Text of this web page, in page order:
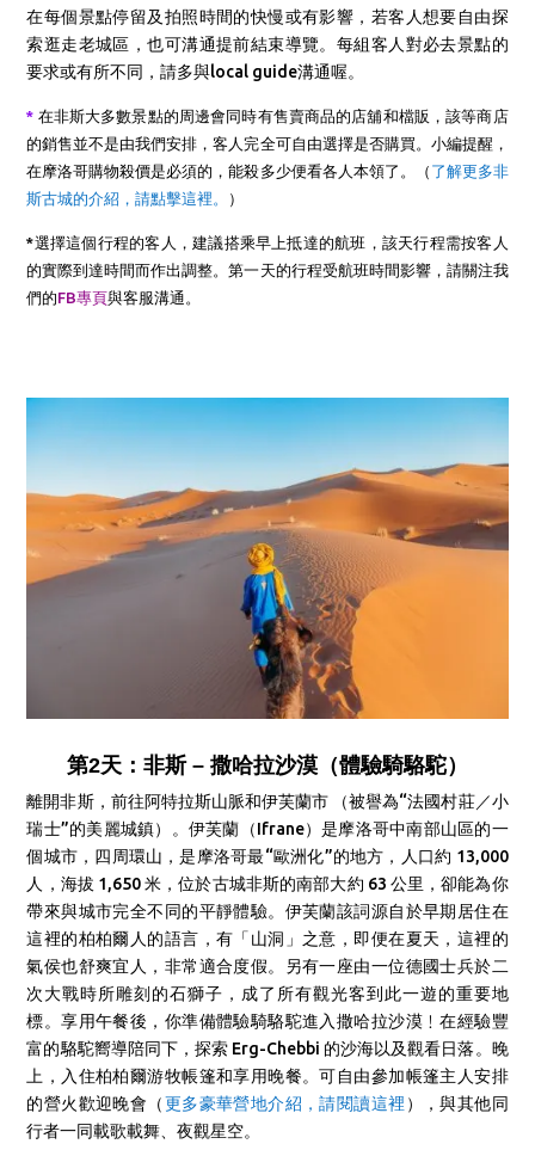
在每個景點停留及拍照時間的快慢或有影響 ， 若客人想要自由探
索逛走老城區，也可溝通提前結束導覽。每組客人對必去景點的
要求或有所不同，請多與local guide溝通喔。
* 在非斯大多數景點的周邊會同時有售賣商品的店舖和檔販，該等商店
的銷售並不是由我們安排，客人完全可自由選擇是否購買。小編提醒，
在摩洛哥購物殺價是必須的，能殺多少便看各人本領了。
（ 了解更多非
斯古城的介紹，請點擊這裡。
）
*選擇這個行程的客人，建議搭乘早上抵達的航班，該天行程需按客人
的實際到達時間而作出調整。第一天的行程受航班時間影響，請關注我
們的FB專頁與客服溝通。
第2天：非斯 – 撒哈拉沙漠（體驗騎駱駝）
離開非斯，前往阿特拉斯山脈和伊芙蘭市 （被譽為“法國村莊／小
瑞士”的美麗城鎮）。伊芙蘭（Ifrane）是摩洛哥中南部山區的一
個城市，四周環山，是摩洛哥最“歐洲化”的地方，人口約 13,000
人，海拔 1,650 米，位於古城非斯的南部大約 63 公里，卻能為你
帶來與城市完全不同的平靜體驗。伊芙蘭該詞源自於早期居住在
這裡的柏柏爾人的語言，有「山洞」之意，即便在夏天，這裡的
氣侯也舒爽宜人，非常適合度假。另有一座由一位德國士兵於二
次大戰時所雕刻的石獅子，成了所有觀光客到此一遊的重要地
標。享用午餐後，你準備體驗騎駱駝進入撒哈拉沙漠﹗在經驗豐
富的駱駝嚮導陪同下，探索 Erg-Chebbi 的沙海以及觀看日落。晚
上，入住柏柏爾游牧帳篷和享用晚餐。可自由參加帳篷主人安排
的營火歡迎晚會（更多豪華營地介紹，請閱讀這裡 ），與其他同
行者一同載歌載舞、夜觀星空。